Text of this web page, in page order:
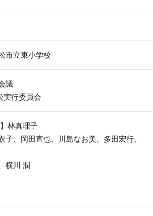
市立東小学校
議
実行委員会
林真理子
子、岡田直也、川島なお美、多田宏行、
横川 潤